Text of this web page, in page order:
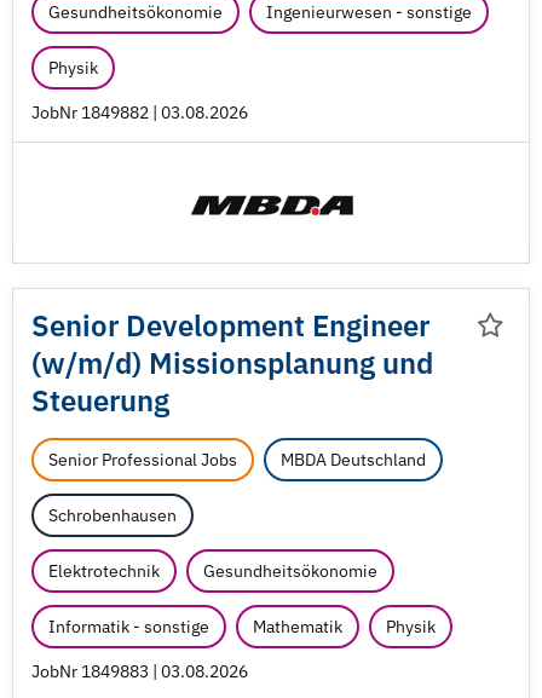
Gesundheitsökonomie Ingenieurwesen - sonstige
Physik
JobNr 1849882 | 03.08.2026
Senior Development Engineer
(w/m/d) Missionsplanung und
Steuerung
Senior Professional Jobs MBDA Deutschland
Schrobenhausen
Elektrotechnik Gesundheitsökonomie
Informatik - sonstige Mathematik Physik
JobNr 1849883 | 03.08.2026